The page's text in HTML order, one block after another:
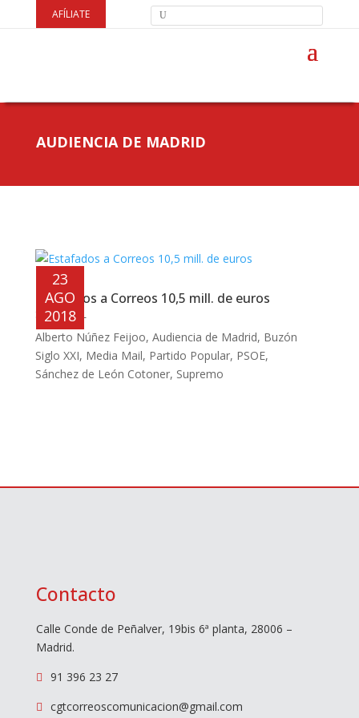
AFÍLIATE
AUDIENCIA DE MADRID
Estafados a Correos 10,5 mill. de euros
23
AGO
2018
SINDICAL
Alberto Núñez Feijoo, Audiencia de Madrid, Buzón
Siglo XXI, Media Mail, Partido Popular, PSOE,
Sánchez de León Cotoner, Supremo
Contacto
Calle Conde de Peñalver, 19bis 6ª planta, 28006 –
Madrid.
 91 396 23 27
 cgtcorreoscomunicacion@gmail.com